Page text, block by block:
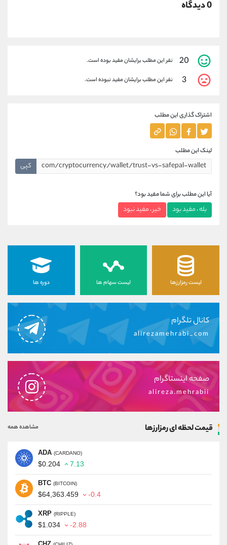
0 دیدگاه
20 نفر این مطلب برایشان مفید بوده است.
3 نفر این مطلب برایشان مفید نبوده است.
اشتراک گذاری این مطلب
لینک این مطلب
کپی
آیا این مطلب برای شما مفید بود؟
بله ، مفید بود خیر ، مفید نبود
لیست رمزارزها لیست سهام ها دوره ها
کانال تلگرام
alirezamehrabi_com
صفحه اینستاگرام
alireza.mehrabii
قیمت لحظه ای رمزارزها مشاهده همه
ADA (CARDANO)
$0.204 7.13
BTC (BITCOIN)
$64,363.459 -0.4
XRP (RIPPLE)
$1.034 -2.88